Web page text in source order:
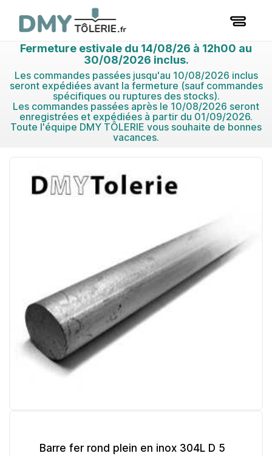
Fermeture estivale du 14/08/26 à 12h00 au
30/08/2026 inclus.
Les commandes passées jusqu'au 10/08/2026 inclus
seront expédiées avant la fermeture (sauf commandes
spécifiques ou ruptures des stocks).
Les commandes passées après le 10/08/2026 seront
enregistrées et expédiées à partir du 01/09/2026.
Toute l'équipe DMY TÔLERIE vous souhaite de bonnes
vacances.
Barre fer rond plein en inox 304L D 5